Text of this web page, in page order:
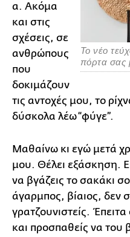
To νέο
πόρτα σας
α. Ακόμα
και στις
σχέσεις, σε
ανθρώπους
που
δοκιμάζουν
τις αντοχές μου, το
δύσκολα λέω “φύγε”.
Μαθαίνω κι εγώ μετά
μου. Θέλει εξάσκηση.
να βγάζεις το σακάκι
άγαρμπος, βίαιος, δεν
γρατζουνιστείς.
και προσπαθείς να